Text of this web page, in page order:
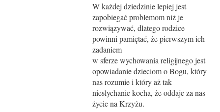
W każdej dziedzinie lepiej jest
zapobiegać problemom niż je
rozwiązywać, dlatego rodzice
powinni pamiętać, że pierwszym ich
zadaniem
w sferze wychowania religijnego jest
opowiadanie dzieciom o Bogu, który
nas rozumie i który aż tak
niesłychanie kocha, że oddaje za nas
życie na Krzyżu.